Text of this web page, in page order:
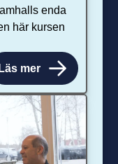
enda
här kursen
mer